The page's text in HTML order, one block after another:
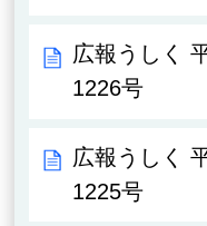
広報うしく
1226号
広報うしく
1225号